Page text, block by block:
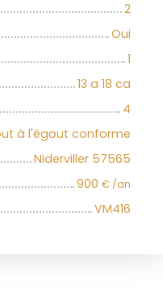
2
Oui
1
13 a 18 ca
4
à l'égout conforme
Niderviller 57565
900 € /an
VM416